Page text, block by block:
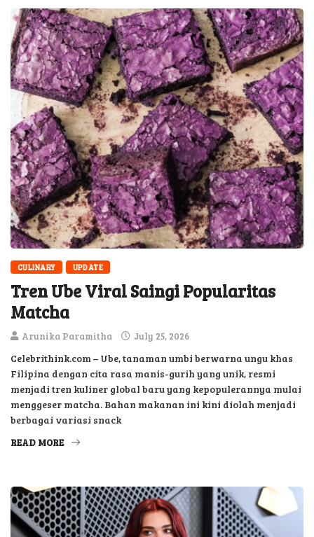
CULINARY UPDATE
Tren Ube Viral Saingi Popularitas
Matcha
Arunika Paramitha July 25, 2026
Celebrithink.com – Ube, tanaman umbi berwarna ungu khas
Filipina dengan cita rasa manis-gurih yang unik, resmi
menjadi tren kuliner global baru yang kepopulerannya mulai
menggeser matcha. Bahan makanan ini kini diolah menjadi
berbagai variasi snack
READ MORE